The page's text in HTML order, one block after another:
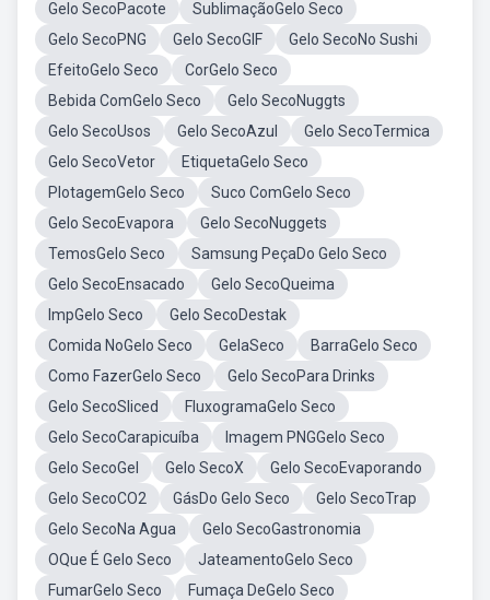
Gelo SecoPacote
SublimaçãoGelo Seco
Gelo SecoPNG
Gelo SecoGIF
Gelo SecoNo Sushi
EfeitoGelo Seco
CorGelo Seco
Bebida ComGelo Seco
Gelo SecoNuggts
Gelo SecoUsos
Gelo SecoAzul
Gelo SecoTermica
Gelo SecoVetor
EtiquetaGelo Seco
PlotagemGelo Seco
Suco ComGelo Seco
Gelo SecoEvapora
Gelo SecoNuggets
TemosGelo Seco
Samsung PeçaDo Gelo Seco
Gelo SecoEnsacado
Gelo SecoQueima
ImpGelo Seco
Gelo SecoDestak
Comida NoGelo Seco
GelaSeco
BarraGelo Seco
Como FazerGelo Seco
Gelo SecoPara Drinks
Gelo SecoSliced
FluxogramaGelo Seco
Gelo SecoCarapicuíba
Imagem PNGGelo Seco
Gelo SecoGel
Gelo SecoX
Gelo SecoEvaporando
Gelo SecoCO2
GásDo Gelo Seco
Gelo SecoTrap
Gelo SecoNa Agua
Gelo SecoGastronomia
OQue É Gelo Seco
JateamentoGelo Seco
FumarGelo Seco
Fumaça DeGelo Seco